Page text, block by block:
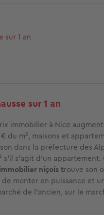
sur 1 an
sur 1 an
immobilier à Nice
du m², maisons et
dans la préfecture des
s’agit d’un
niçois trouve son
monter en puissance et
de l’ancien, sur le